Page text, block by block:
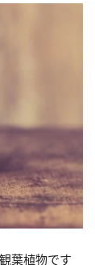
葉植物です